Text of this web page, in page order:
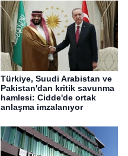
Türkiye, Suudi Arabistan ve
Pakistan'dan kritik savunma
hamlesi: Cidde'de ortak
anlaşma imzalanıyor